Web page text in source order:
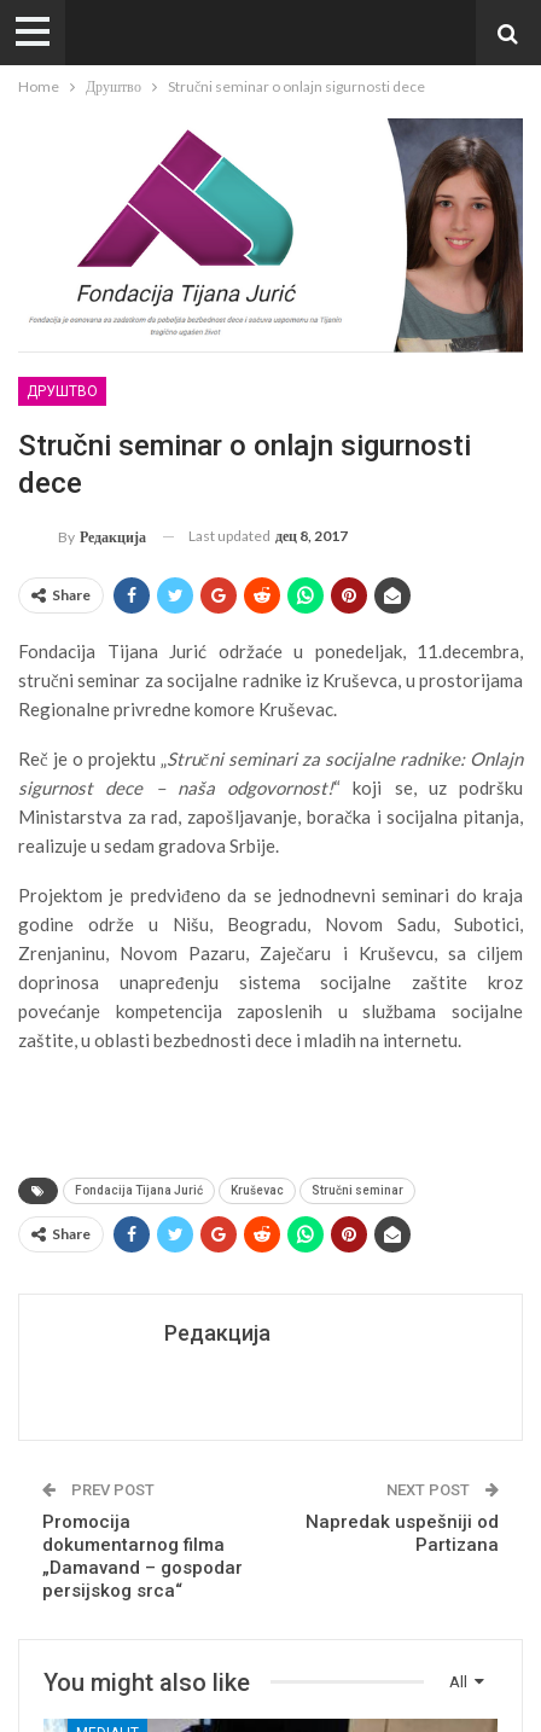
Home Друштво Stručni seminar o onlajn sigurnosti dece
ДРУШТВО
Stručni seminar o onlajn sigurnosti
dece
By Редакција Last updated дец 8, 2017
Share
Fondacija Tijana Jurić održaće u ponedeljak, 11.decembra,
stručni seminar za socijalne radnike iz Kruševca, u prostorijama
Regionalne privredne komore Kruševac.
Reč je o projektu „Stručni seminari za socijalne radnike: Onlajn
sigurnost dece – naša odgovornost!“ koji se, uz podršku
Ministarstva za rad, zapošljavanje, boračka i socijalna pitanja,
realizuje u sedam gradova Srbije.
Projektom je predviđeno da se jednodnevni seminari do kraja
godine održe u Nišu, Beogradu, Novom Sadu, Subotici,
Zrenjaninu, Novom Pazaru, Zaječaru i Kruševcu, sa ciljem
doprinosa unapređenju sistema socijalne zaštite kroz
povećanje kompetencija zaposlenih u službama socijalne
zaštite, u oblasti bezbednosti dece i mladih na internetu.
Fondacija Tijana Jurić Kruševac Stručni seminar
Share
Редакција
PREV POST
Promocija
dokumentarnog filma
„Damavand – gospodar
persijskog srca“
NEXT POST
Napredak uspešniji od
Partizana
All
You might also like